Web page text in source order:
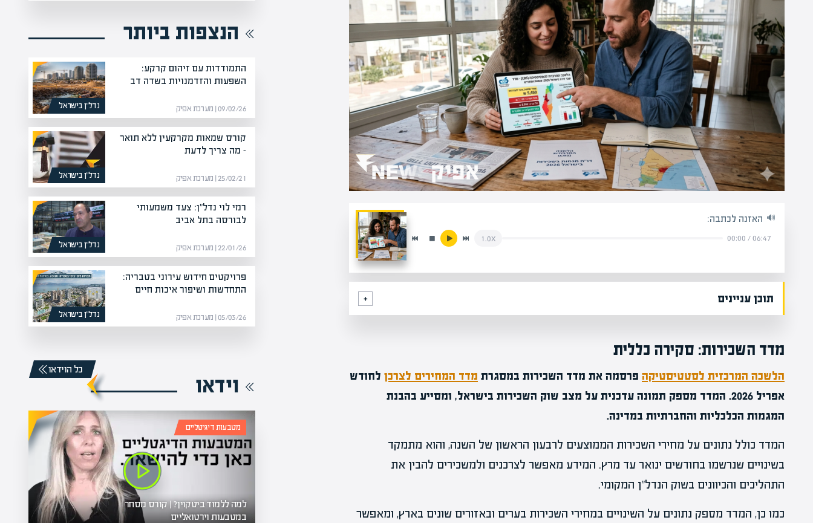
האזנה לכתבה:
06:47
/
00:00
1.0x
תוכן עניינים
מדד השכירות: סקירה כללית
הלשכה המרכזית לסטטיסטיקה פרסמה את מדד השכירות במסגרת מדד המחירים לצרכן לחודש
אפריל 2026. המדד מספק תמונה עדכנית על מצב שוק השכירות בישראל, ומסייע בהבנת
המגמות הכלכליות והחברתיות במדינה.
המדד כולל נתונים על מחירי השכירות הממוצעים לרבעון הראשון של השנה, והוא מתמקד
בשינויים שנרשמו בחודשים ינואר עד מרץ. המידע מאפשר לצרכנים ולמשכירים להבין את
התהליכים והכיוונים בשוק הנדל"ן המקומי.
כמו כן, המדד מספק נתונים על השינויים במחירי השכירות בערים ובאזורים שונים בארץ, ומאפשר
הנצפות ביותר
נדל”ן בישראל
התמודדות עם זיהום קרקע:
השפעות והזדמנויות בשדה דב
09/02/26 | מערכת אפיק
נדל”ן בישראל
קורס שמאות מקרקעין ללא תואר
– מה צריך לדעת
25/02/21 | מערכת אפיק
נדל”ן בישראל
רמי לוי נדל"ן: צעד משמעותי
לבורסה בתל אביב
22/01/26 | מערכת אפיק
נדל”ן בישראל
פרויקטים חידוש עירוני בטבריה:
התחדשות ושיפור איכות חיים
05/03/26 | מערכת אפיק
וידאו
כל הוידאו
מטבעות דיגיטליים
למה ללמוד ביטקוין? | קורס מסחר
במטבעות וירטואליים